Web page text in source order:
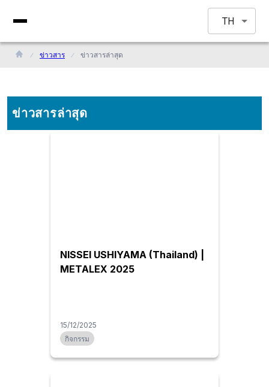
TH
ข่าวสาร ข่าวสารล่าสุด
ข่าวสารล่าสุด
NISSEI USHIYAMA (Thailand) |
METALEX 2025
15/12/2025
กิจกรรม